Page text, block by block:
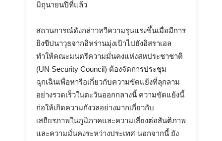
มิถุนายนปีที่แล้ว
สถานการณ์ดังกล่าวทวีความรุนแรงขึ้นเมื่อมีการ
ยิงขีปนาวุธจากอิหร่านมุ่งเป้าไปยังอิสราเอล
ทำให้คณะมนตรีความมั่นคงแห่งสหประชาชาติ
(UN Security Council) ต้องจัดการประชุม
ฉุกเฉินเพื่อหารือเกี่ยวกับความขัดแย้งที่ลุกลาม
อย่างรวดเร็วในตะวันออกกลางนี้ ความขัดแย้งนี้
ก่อให้เกิดความกังวลอย่างมากเกี่ยวกับ
เสถียรภาพในภูมิภาคและความเสี่ยงต่อสันติภาพ
และความมั่นคงระหว่างประเทศ นอกจากนี้ ยัง